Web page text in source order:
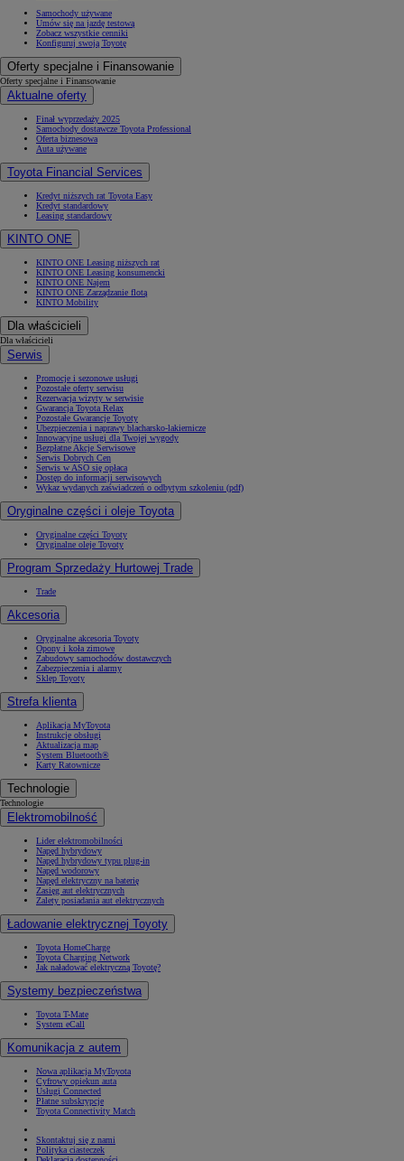
Samochody używane
Umów się na jazdę testową
Zobacz wszystkie cenniki
Konfiguruj swoją Toyotę
Oferty specjalne i Finansowanie
Oferty specjalne i Finansowanie
Aktualne oferty
Finał wyprzedaży 2025
Samochody dostawcze Toyota Professional
Oferta biznesowa
Auta używane
Toyota Financial Services
Kredyt niższych rat Toyota Easy
Kredyt standardowy
Leasing standardowy
KINTO ONE
KINTO ONE Leasing niższych rat
KINTO ONE Leasing konsumencki
KINTO ONE Najem
KINTO ONE Zarządzanie flotą
KINTO Mobility
Dla właścicieli
Dla właścicieli
Serwis
Promocje i sezonowe usługi
Pozostałe oferty serwisu
Rezerwacja wizyty w serwisie
Gwarancja Toyota Relax
Pozostałe Gwarancje Toyoty
Ubezpieczenia i naprawy blacharsko-lakiernicze
Innowacyjne usługi dla Twojej wygody
Bezpłatne Akcje Serwisowe
Serwis Dobrych Cen
Serwis w ASO się opłaca
Dostęp do informacji serwisowych
Wykaz wydanych zaświadczeń o odbytym szkoleniu (pdf)
Oryginalne części i oleje Toyota
Oryginalne części Toyoty
Oryginalne oleje Toyoty
Program Sprzedaży Hurtowej Trade
Trade
Akcesoria
Oryginalne akcesoria Toyoty
Opony i koła zimowe
Zabudowy samochodów dostawczych
Zabezpieczenia i alarmy
Sklep Toyoty
Strefa klienta
Aplikacja MyToyota
Instrukcje obsługi
Aktualizacja map
System Bluetooth®
Karty Ratownicze
Technologie
Technologie
Elektromobilność
Lider elektromobilności
Napęd hybrydowy
Napęd hybrydowy typu plug-in
Napęd wodorowy
Napęd elektryczny na baterię
Zasięg aut elektrycznych
Zalety posiadania aut elektrycznych
Ładowanie elektrycznej Toyoty
Toyota HomeCharge
Toyota Charging Network
Jak naładować elektryczną Toyotę?
Systemy bezpieczeństwa
Toyota T-Mate
System eCall
Komunikacja z autem
Nowa aplikacja MyToyota
Cyfrowy opiekun auta
Usługi Connected
Płatne subskrypcje
Toyota Connectivity Match
Skontaktuj się z nami
Polityka ciasteczek